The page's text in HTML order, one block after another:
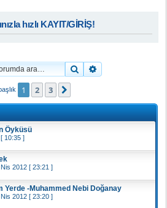
hızlı KAYIT/GİRİŞ!
Ara
1 2 3
Öyküsü
10:35 ]
2012 [ 23:21 ]
Yerde -Muhammed Nebi Doğanay
2012 [ 23:20 ]